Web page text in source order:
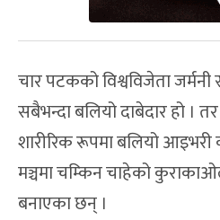
चार पटकको विश्वविजेता
सबैभन्दा बलियो दाबेदार हो ।
शारीरिक रूपमा बलियो
मञ्चमा चम्किन चाहेको
बनाएका छन् ।